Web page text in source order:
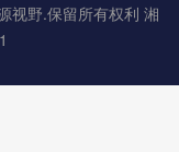
视野.保留所有权利 湘